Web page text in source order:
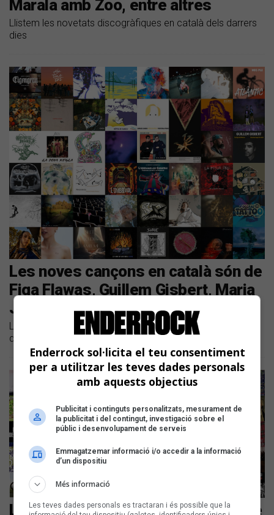
Marala amb Zoo, entre altres
Llistem les novetats discogràfiques en català dels darrers
dies
Les noves cançons en català són de
Figa Flawas, Guillem Gisbert, Maria
Jaume, i Ariox, entre altres
Llistem les novetats discogràfiques en català dels darrers
dies
Les noves cançons en català són de
Enderrock sol·licita el teu consentiment
per a utilitzar les teves dades personals
amb aquests objectius
Publicitat i continguts personalitzats, mesurament de
la publicitat i del contingut, investigació sobre el
públic i desenvolupament de serveis
Emmagatzemar informació i/o accedir a la informació
d’un dispositiu
Més informació
Les teves dades personals es tractaran i és possible que la